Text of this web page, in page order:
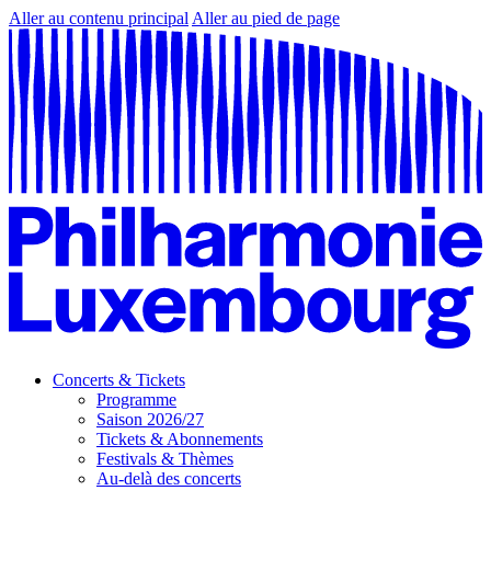
Aller au contenu principal Aller au pied de page
Concerts & Tickets
Programme
Saison 2026/27
Tickets & Abonnements
Festivals & Thèmes
Au-delà des concerts